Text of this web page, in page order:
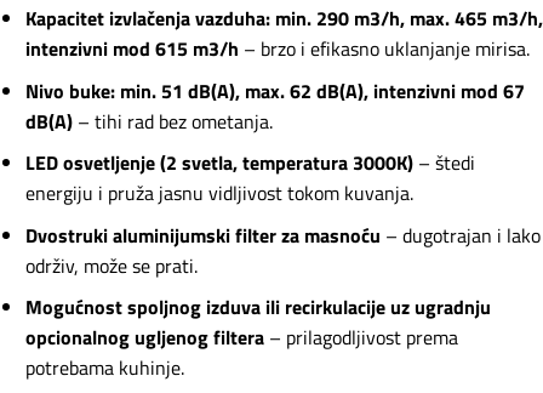
Kapacitet izvlačenja vazduha: min. 290 m3/h, max. 465 m3/h,
intenzivni mod 615 m3/h – brzo i efikasno uklanjanje mirisa.
Nivo buke: min. 51 dB(A), max. 62 dB(A), intenzivni mod 67
dB(A)– tihi rad bez ometanja.
LED osvetljenje (2 svetla, temperatura 3000K)– štedi
energiju i pruža jasnu vidljivost tokom kuvanja.
Dvostruki aluminijumski filter za masnoću – dugotrajan i lako
održiv, može se prati.
Mogućnost spoljnog izduva ili recirkulacije uz ugradnju
opcionalnog ugljenog filtera– prilagodljivost prema
potrebama kuhinje.